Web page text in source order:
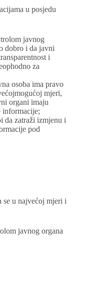
u posjedu
javnog
dobro i da javni
i
za
osoba ima pravo
mjeri,
organi imaju
informacije;
da zatraži izmjenu i
pod
se u najvećoj mjeri i
javnog organa